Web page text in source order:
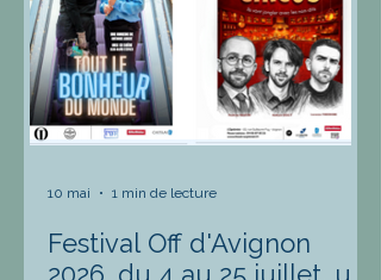
Festival Off d'Avignon
10 mai 1 min de lecture